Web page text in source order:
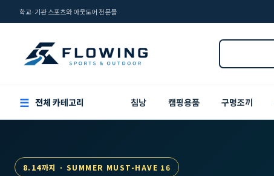
학교·기관 스포츠와 아웃도어 전문몰
☰ 전체 카테고리 침낭 캠핑용품 구명조끼
8.14까지 · SUMMER MUST-HAVE 16